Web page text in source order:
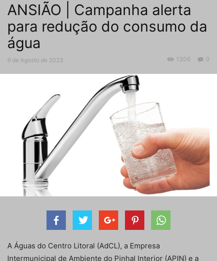
ANSIÃO | Campanha alerta
para redução do consumo da
água
9 de Agosto de 2023 0
1306
A Águas do Centro Litoral (AdCL), a Empresa
Intermunicipal de Ambiente do Pinhal Interior (APIN) e a